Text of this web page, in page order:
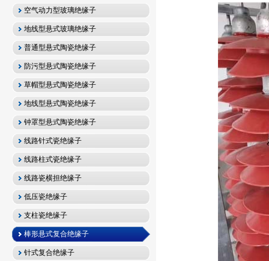
空气动力型玻璃绝缘子
地线型悬式玻璃绝缘子
普通型悬式陶瓷绝缘子
防污型悬式陶瓷绝缘子
草帽型悬式陶瓷绝缘子
地线型悬式陶瓷绝缘子
钟罩型悬式陶瓷绝缘子
线路针式瓷绝缘子
线路柱式瓷绝缘子
线路瓷横担绝缘子
低压瓷绝缘子
支柱瓷绝缘子
棒形悬式复合绝缘子
针式复合绝缘子